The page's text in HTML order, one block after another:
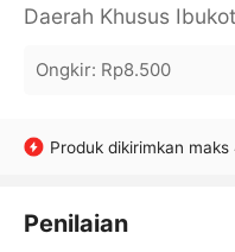
Ongkir: Rp8.500
Produk dikirimkan maks
Penilaian